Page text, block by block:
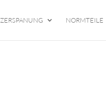
ZERSPANUNG NORMTEILE